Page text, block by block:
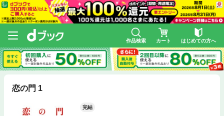
作品検索 カート はじめての方へ
恋の門 1
完結